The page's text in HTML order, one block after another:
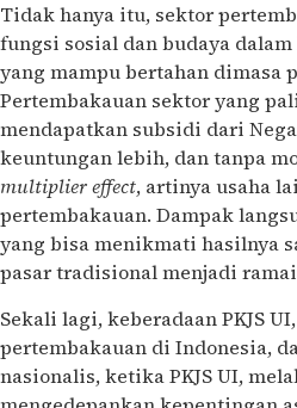
Tidak hanya itu, sektor
fungsi sosial dan budaya
yang mampu bertahan dimasa
Pertembakauan sektor yang
mendapatkan subsidi dari
keuntungan lebih, dan tanpa
multiplier effect, artinya usaha
pertembakauan. Dampak
yang bisa menikmati hasilnya
pasar tradisional menjadi
Sekali lagi, keberadaan PKJS
pertembakauan di Indonesia,
nasionalis, ketika PKJS UI,